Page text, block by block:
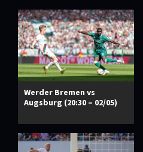
Werder Bremen vs
Augsburg (20:30 – 02/05)